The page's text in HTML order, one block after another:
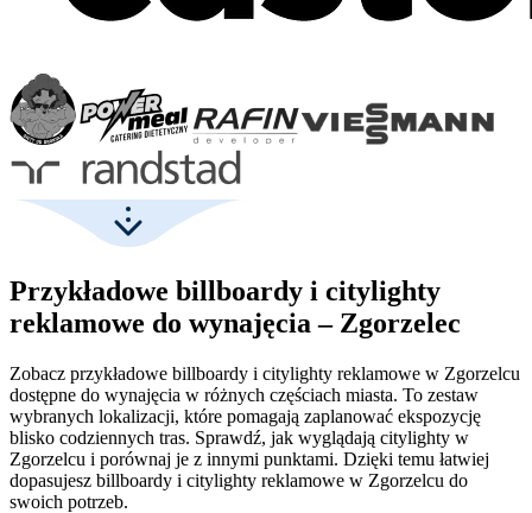
Przykładowe billboardy i citylighty
reklamowe do wynajęcia – Zgorzelec
Zobacz przykładowe billboardy i citylighty reklamowe w Zgorzelcu
dostępne do wynajęcia w różnych częściach miasta. To zestaw
wybranych lokalizacji, które pomagają zaplanować ekspozycję
blisko codziennych tras. Sprawdź, jak wyglądają citylighty w
Zgorzelcu i porównaj je z innymi punktami. Dzięki temu łatwiej
dopasujesz billboardy i citylighty reklamowe w Zgorzelcu do
swoich potrzeb.